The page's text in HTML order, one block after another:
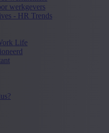
werkgevers
- HR Trends
Life